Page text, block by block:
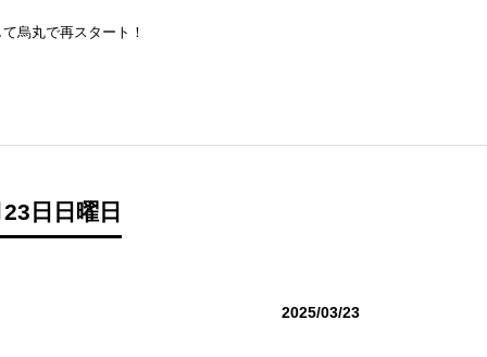
烏丸で再スタート！
日日曜日
2025/03/23